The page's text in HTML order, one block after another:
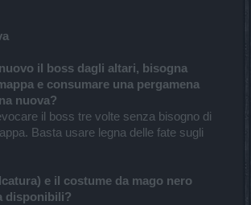
il boss dagli altari, bisogna
e consumare una pergamena
nuova?
il boss tre volte senza bisogno di
Basta usare legna delle fate sugli
e il costume da mago nero
disponibili?